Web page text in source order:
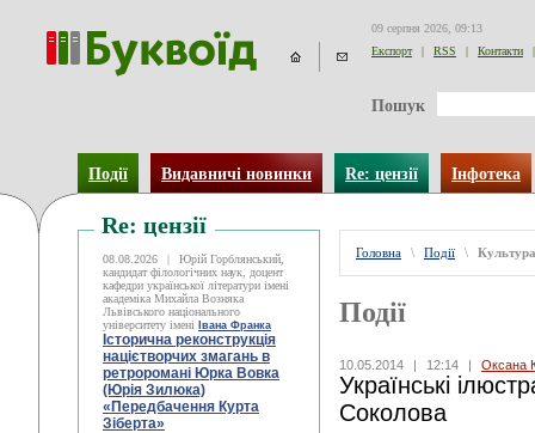
09 серпня 2026, 09:13
Експорт
| RSS | Контакти |
Пошук
Події Видавничі новинки Re: цензії Інфотека
Re: цензії
08.08.2026 |
Юрій Горблянський,
кандидат філологічних наук, доцент
кафедри української літератури імені
академіка Михайла Возняка
Львівського національного
університету імені
Івана Франка
Історична реконструкція
націєтворчих змагань в
ретроромані Юрка Вовка
(Юрія Зилюка)
«Передбачення Курта
Зіберта»
Головна \ Події \ Культура
Події
10.05.2014 | 12:14 | Оксана
Українські
Соколова